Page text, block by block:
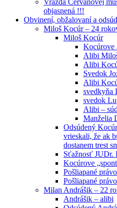
objasnená !!!
Obvinení, obžalovaní a
Miloš Kocúr – 24
Miloš Kocúr
Kocúrove
Alibi
Alibi
Svedok
Alibi
svedkyňa
svedok
Alibi –
Manželia
Odsúdený
vrieskali, že ak
dostanem trest
Sťažnosť JUDr.
Kocúrove
Pošliapané
Pošliapané
Milan Andrášik – 22
Andrášik – alibi